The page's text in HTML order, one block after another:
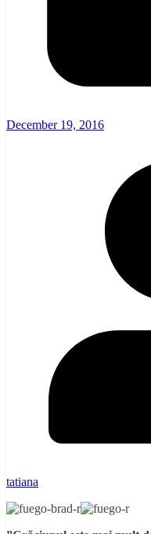
December 19, 2016
tatiana